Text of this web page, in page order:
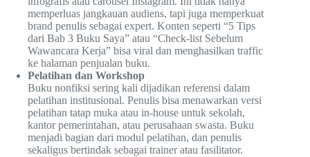
memperluas jangkauan audiens, tapi juga memperkuat
brand penulis sebagai expert. Konten seperti “5 Tips
dari Bab 3 Buku Saya” atau “Check-list Sebelum
Wawancara Kerja” bisa viral dan menghasilkan traffic
ke halaman penjualan buku.
Pelatihan dan Workshop
Buku nonfiksi sering kali dijadikan referensi dalam
pelatihan institusional. Penulis bisa menawarkan versi
pelatihan tatap muka atau in-house untuk sekolah,
kantor pemerintahan, atau perusahaan swasta. Buku
menjadi bagian dari modul pelatihan, dan penulis
sekaligus bertindak sebagai trainer atau fasilitator.